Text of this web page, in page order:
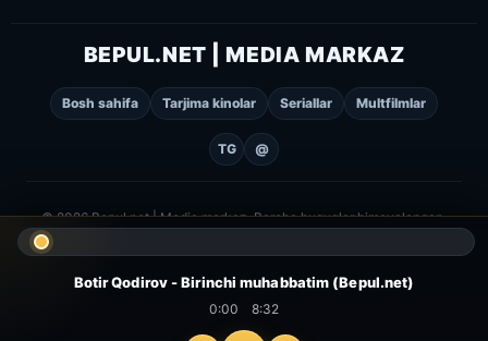
BEPUL.NET | MEDIA MARKAZ
Bosh sahifa Tarjima kinolar Seriallar Multfilmlar
TG @
© 2026 Bepul.net | Media markaz. Barcha huquqlar himoyalangan.
Botir Qodirov - Birinchi muhabbatim (Bepul.net)
0:00 8:32